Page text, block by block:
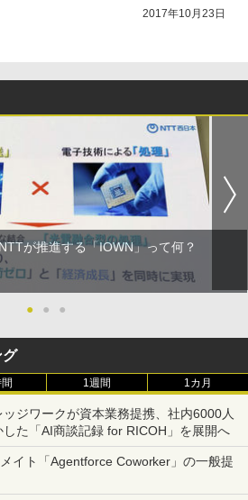
2017年10月23日
が推進する「IOWN」って何？
● ● ●
グ
1週間 1カ月
ジワークが資本業務提携、社内6000人
た「AI商談記録 for RICOH」を展開へ
イト「Agentforce Coworker」の一般提